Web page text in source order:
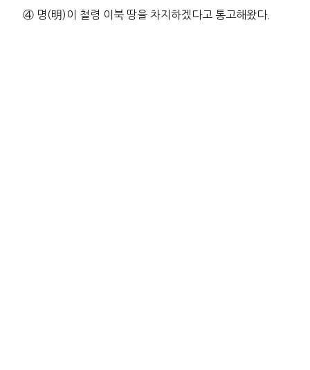
④ 명(明)이 철령 이북 땅을 차지하겠다고 통고해왔다.